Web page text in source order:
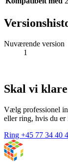
Nuværende version
1
Skal vi
Vælg professionel
eller ring, hvis du
Ring +45 77 34 40